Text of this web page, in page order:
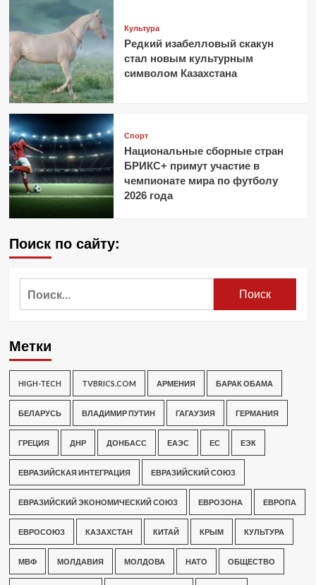
Культура
Редкий изабелловый скакун
стал новым культурным
символом Казахстана
Спорт
Национальные сборные стран
БРИКС+ примут участие в
чемпионате мира по футболу
2026 года
Поиск по сайту:
Метки
HIGH-TECH TVBRICS.COM АРМЕНИЯ БАРАК ОБАМА
БЕЛАРУСЬ ВЛАДИМИР ПУТИН ГАГАУЗИЯ ГЕРМАНИЯ
ГРЕЦИЯ ДНР ДОНБАСС ЕАЭС ЕС ЕЭК
ЕВРАЗИЙСКАЯ ИНТЕГРАЦИЯ ЕВРАЗИЙСКИЙ СОЮЗ
ЕВРАЗИЙСКИЙ ЭКОНОМИЧЕСКИЙ СОЮЗ ЕВРОЗОНА ЕВРОПА
ЕВРОСОЮЗ КАЗАХСТАН КИТАЙ КРЫМ КУЛЬТУРА
МВФ МОЛДАВИЯ МОЛДОВА НАТО ОБЩЕСТВО